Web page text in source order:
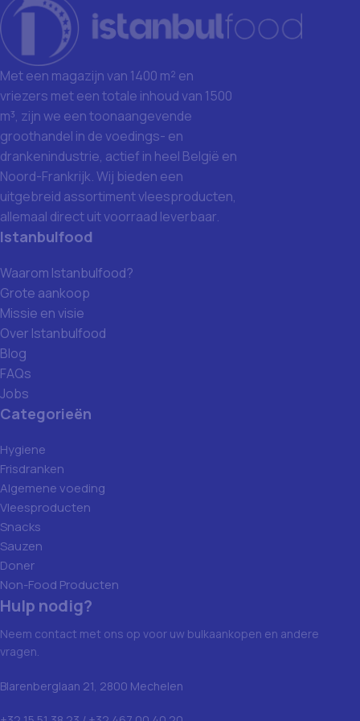
Met een magazijn van 1400 m² en
vriezers met een totale inhoud van 1500
m³, zijn we een toonaangevende
groothandel in de voedings- en
drankenindustrie, actief in heel België en
Noord-Frankrijk. Wij bieden een
uitgebreid assortiment vleesproducten,
allemaal direct uit voorraad leverbaar.
Istanbulfood
Waarom Istanbulfood?
Grote aankoop
Missie en visie
Over Istanbulfood
Blog
FAQs
Jobs
Categorieën
Hygiene
Frisdranken
Algemene voeding
Vleesproducten
Snacks
Sauzen
Doner
Non-Food Producten
Hulp nodig?
Neem contact met ons op voor uw bulkaankopen en andere
vragen.
Blarenberglaan 21, 2800 Mechelen